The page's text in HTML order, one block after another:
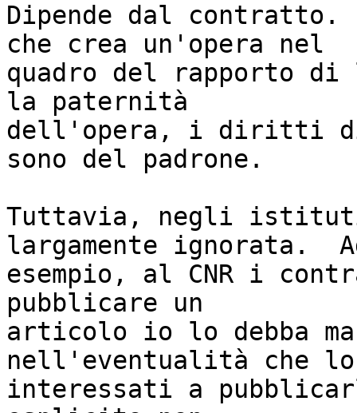
Dipende dal contratto.
che crea un'opera nel
quadro del rapporto di
la paternità
dell'opera, i diritti di
sono del padrone.
Tuttavia, negli
largamente ignorata.
esempio, al CNR i
pubblicare un
articolo io lo debba
nell'eventualità che
interessati a